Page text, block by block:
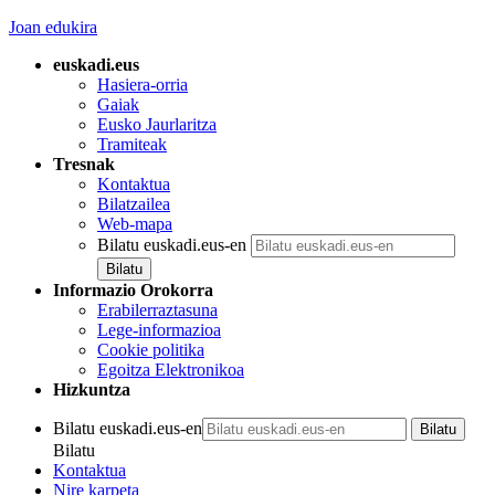
Joan edukira
euskadi.eus
Hasiera-orria
Gaiak
Eusko Jaurlaritza
Tramiteak
Tresnak
Kontaktua
Bilatzailea
Web-mapa
Bilatu euskadi.eus-en
Informazio Orokorra
Erabilerraztasuna
Lege-informazioa
Cookie politika
Egoitza Elektronikoa
Hizkuntza
Bilatu euskadi.eus-en
Bilatu
Kontaktua
Nire karpeta